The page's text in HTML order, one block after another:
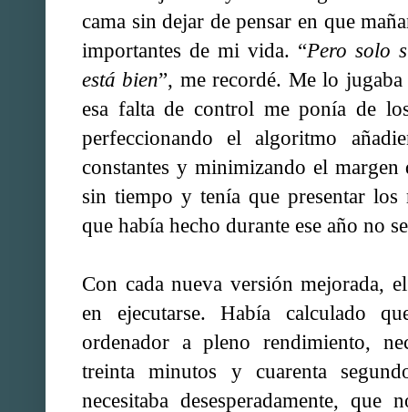
cama sin dejar de pensar en que
importantes de mi vida. “Pero solo
está bien”, me recordé. Me lo
esa falta de control me ponía de
perfeccionando el algoritmo
constantes y minimizando el
sin tiempo y tenía que presentar
que había hecho durante ese año no
Con cada nueva versión mejorada,
en ejecutarse. Había calculado
ordenador a pleno rendimiento,
treinta minutos y cuarenta
necesitaba desesperadamente,